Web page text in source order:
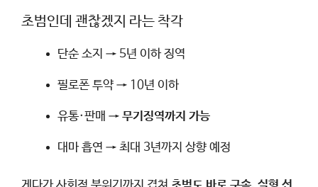
초범인데 괜찮겠지 라는 착각
단순 소지 → 5년 이하 징역
필로폰 투약 → 10년 이하
유통·판매 → 무기징역까지 가능
대마 흡연 → 최대 3년까지 상향 예정